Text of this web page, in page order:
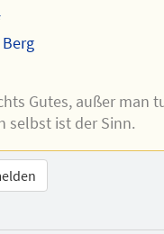
Gutes, außer man
selbst ist der Sinn.